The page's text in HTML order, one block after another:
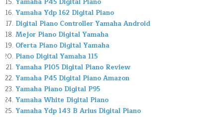
Yamaha Ydp 162 Digital Piano
Digital Piano Controller Yamaha Android
Mejor Piano Digital Yamaha
Oferta Piano Digital Yamaha
Piano Digital Yamaha 115
Yamaha P105 Digital Piano Review
Yamaha P45 Digital Piano Amazon
Yamaha Piano Digital P95
Yamaha White Digital Piano
Yamaha Ydp 143 B Arius Digital Piano